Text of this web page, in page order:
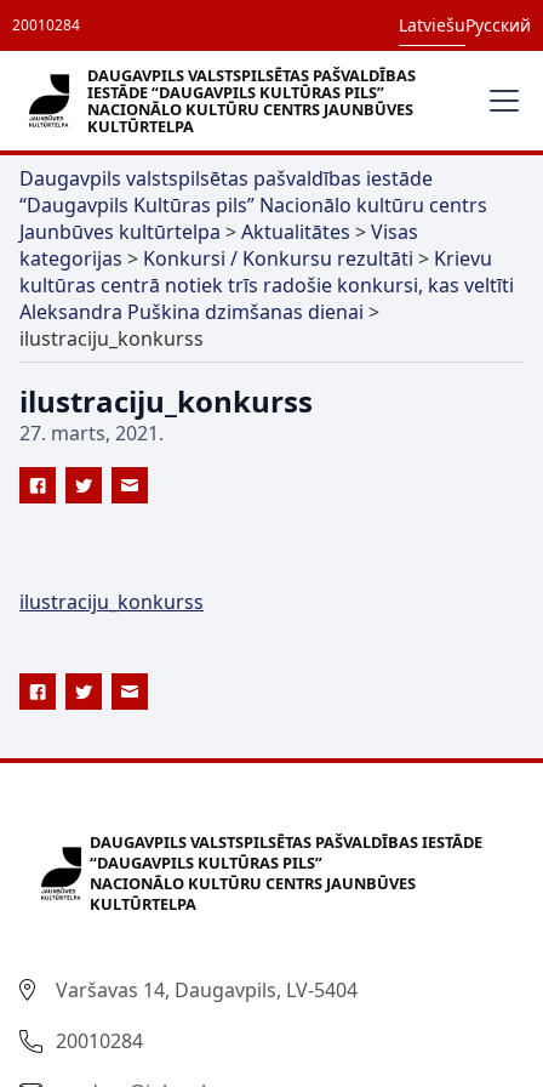
20010284 LatviešuРусский
DAUGAVPILS VALSTSPILSĒTAS PAŠVALDĪBAS
IESTĀDE “DAUGAVPILS KULTŪRAS PILS”
NACIONĀLO KULTŪRU CENTRS JAUNBŪVES
KULTŪRTELPA
Daugavpils valstspilsētas pašvaldības iestāde
“Daugavpils Kultūras pils” Nacionālo kultūru centrs
Jaunbūves kultūrtelpa >Aktualitātes >Visas
kategorijas > Konkursi / Konkursu rezultāti > Krievu
kultūras centrā notiek trīs radošie konkursi, kas veltīti
Aleksandra Puškina dzimšanas dienai >
ilustraciju_konkurss
ilustraciju_konkurss
27. marts, 2021.
ilustraciju_konkurss
DAUGAVPILS VALSTSPILSĒTAS PAŠVALDĪBAS IESTĀDE
“DAUGAVPILS KULTŪRAS PILS”
NACIONĀLO KULTŪRU CENTRS JAUNBŪVES
KULTŪRTELPA
Varšavas 14, Daugavpils, LV-5404
20010284